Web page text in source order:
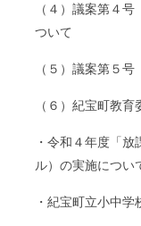
（４）議案第４
ついて
（５）議案第５
（６）紀宝町教
・令和４年度「
ル）の実施につい
・紀宝町立小中